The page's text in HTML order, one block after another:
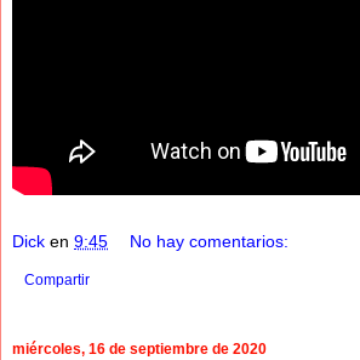
Dick en 9:45 No hay comentarios:
Compartir
miércoles, 16 de septiembre de 2020